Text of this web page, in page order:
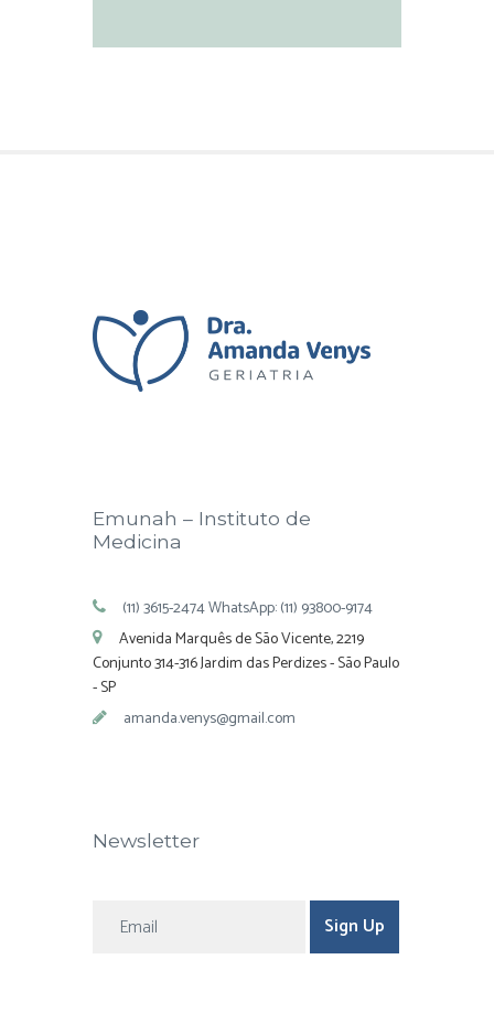
Emunah – Instituto de
Medicina
(11) 3615-2474 WhatsApp: (11) 93800-9174
Avenida Marquês de São Vicente, 2219
Conjunto 314-316 Jardim das Perdizes - São Paulo
- SP
amanda.venys@gmail.com
Newsletter